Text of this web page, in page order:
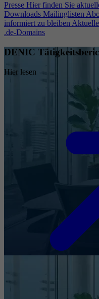
Presse Hier finden Sie
Downloads Mailinglisten
informiert zu bleiben
.de-Domains
DENIC
Hier lesen